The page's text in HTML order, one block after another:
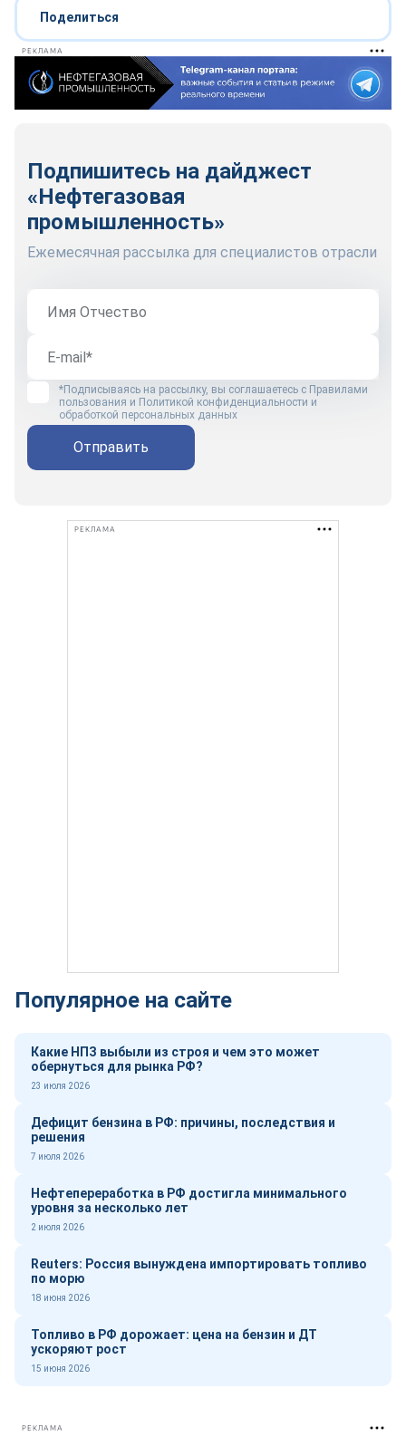
Поделиться
РЕКЛАМА
Подпишитесь на дайджест
«Нефтегазовая
промышленность»
Ежемесячная рассылка для специалистов отрасли
*Подписываясь на рассылку, вы соглашаетесь с Правилами
пользования и Политикой конфиденциальности и
обработкой персональных данных
Отправить
РЕКЛАМА
Популярное на сайте
Какие НПЗ выбыли из строя и чем это может
обернуться для рынка РФ?
23 июля 2026
Дефицит бензина в РФ: причины, последствия и
решения
7 июля 2026
Нефтепереработка в РФ достигла минимального
уровня за несколько лет
2 июля 2026
Reuters: Россия вынуждена импортировать топливо
по морю
18 июня 2026
Топливо в РФ дорожает: цена на бензин и ДТ
ускоряют рост
15 июня 2026
РЕКЛАМА